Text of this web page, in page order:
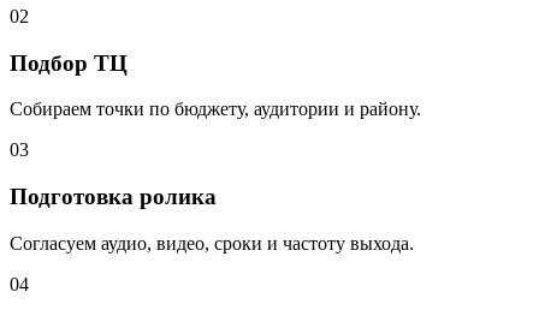
02
Подбор ТЦ
Собираем точки по бюджету, аудитории и району.
03
Подготовка ролика
Согласуем аудио, видео, сроки и частоту выхода.
04